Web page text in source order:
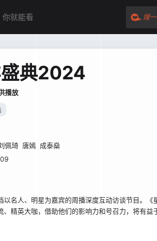
搜
典2024
播放
佩琦 唐嫣 成泰燊
以名人、明星为嘉宾的周播深度互动访谈节目。
、精英大咖，借助他们的影响力和号召力，将有益